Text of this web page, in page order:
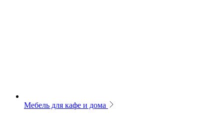
Мебель для кафе и дома